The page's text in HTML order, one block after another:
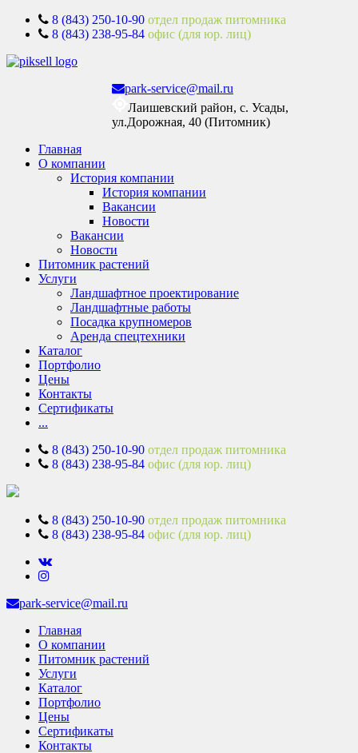
8 (843) 250-10-90 отдел продаж питомника
8 (843) 238-95-84 офис (для юр. лиц)
park-service@mail.ru
Лаишевский район, с. Усады,
ул.Дорожная, 40 (Питомник)
Главная
О компании
История компании
История компании
Вакансии
Новости
Вакансии
Новости
Питомник растений
Услуги
Ландшафтное проектирование
Ландшафтные работы
Посадка крупномеров
Аренда спецтехники
Каталог
Портфолио
Цены
Контакты
Сертификаты
...
8 (843) 250-10-90 отдел продаж питомника
8 (843) 238-95-84 офис (для юр. лиц)
8 (843) 250-10-90 отдел продаж питомника
8 (843) 238-95-84 офис (для юр. лиц)
park-service@mail.ru
Главная
О компании
Питомник растений
Услуги
Каталог
Портфолио
Цены
Сертификаты
Контакты